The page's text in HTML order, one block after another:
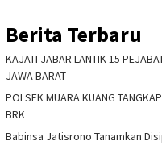
Berita Terbaru
KAJATI JABAR LANTIK 15
JAWA BARAT
POLSEK MUARA KUANG
BRK
Babinsa Jatisrono Tanamkan